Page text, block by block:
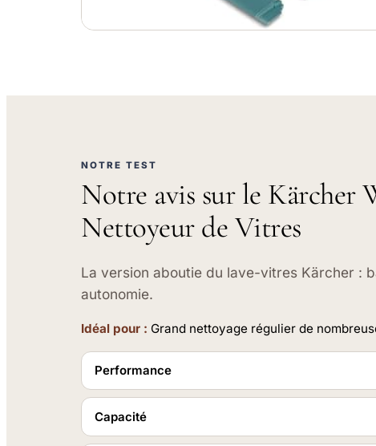
NOTRE TEST
Notre avis sur le Kärcher
Nettoyeur de Vitres
La version aboutie du lave-vitres Kärcher :
autonomie.
Idéal pour : Grand nettoyage régulier de
Performance
Capacité